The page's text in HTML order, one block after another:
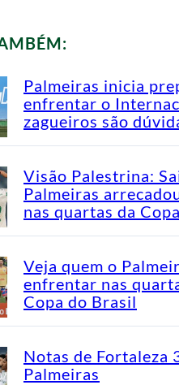
Palmeiras inicia
enfrentar o
zagueiros são
Visão Palestrina:
Palmeiras
nas quartas da
Veja quem o
enfrentar nas
Copa do Brasil
Notas de Fortaleza
Palmeiras